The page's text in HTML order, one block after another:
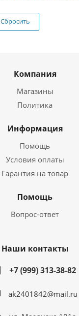
Сбросить
Компания
Магазины
Политика
Информация
Помощь
Условия оплаты
Гарантия на товар
Помощь
Вопрос-ответ
Наши контакты
+7 (999) 313-38-82
ak2401842@mail.ru